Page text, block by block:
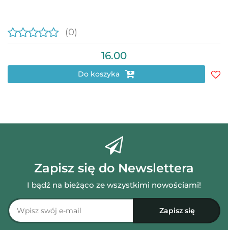
(0)
16.00
Do koszyka
Zapisz się do Newslettera
I bądź na bieżąco ze wszystkimi nowościami!